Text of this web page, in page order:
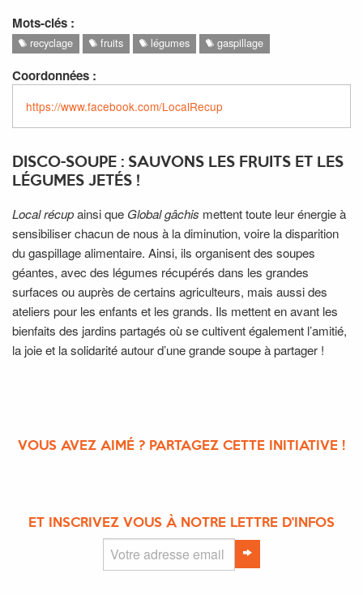
Mots-clés :
recyclage fruits légumes gaspillage
Coordonnées :
https://www.facebook.com/LocalRecup
DISCO-SOUPE : SAUVONS LES FRUITS ET LES
LÉGUMES JETÉS !
Local récupainsi que Global gâchis mettent toute leur énergie à
sensibiliser chacun de nous à la diminution, voire la disparition
du gaspillage alimentaire. Ainsi, ils organisent des soupes
géantes, avec des légumes récupérés dans les grandes
surfaces ou auprès de certains agriculteurs, mais aussi des
ateliers pour les enfants et les grands. Ils mettent en avant les
bienfaits des jardins partagés où se cultivent également l’amitié,
la joie et la solidarité autour d’une grande soupe à partager !
VOUS AVEZ AIMÉ ? PARTAGEZ CETTE INITIATIVE !
ET INSCRIVEZ VOUS À NOTRE LETTRE D'INFOS